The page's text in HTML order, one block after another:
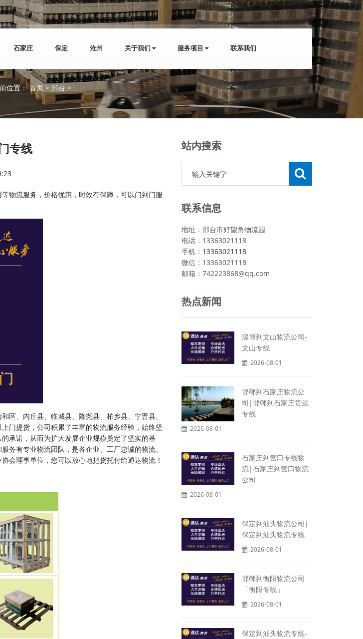
石家庄 保定 沧州 关于我们 服务项目 联系我们
位置：首页 > 邢台 >
专线
物流服务，价格优惠，时效有保障，可以门到门服
区、内丘县、临城县、隆尧县、柏乡县、宁晋县、
门提货，公司积累了丰富的物流服务经验，始终坚
承诺，从而为扩大发展企业规模奠定了坚实的基
务有专业物流团队，是各企业、工厂忠诚的物流、
会理事单位，您可以放心地把货托付给通达物流！
站内搜索
联系信息
地址：邢台市好望角物流园
电话：13363021118
手机： 13363021118
微信：13363021118
邮箱：742223868@qq.com
热点新闻
淄博到文山物流公司-
文山专线
2026-08-01
邯郸到石家庄物流公
司|邯郸到石家庄货运
专线
2026-08-01
石家庄到营口专线物
流|石家庄到营口物流
公司
2026-08-01
保定到汕头物流公司|
保定到汕头物流专线
2026-08-01
邯郸到衡阳物流公司
「衡阳专线」
2026-08-01
保定到汕头物流专线-